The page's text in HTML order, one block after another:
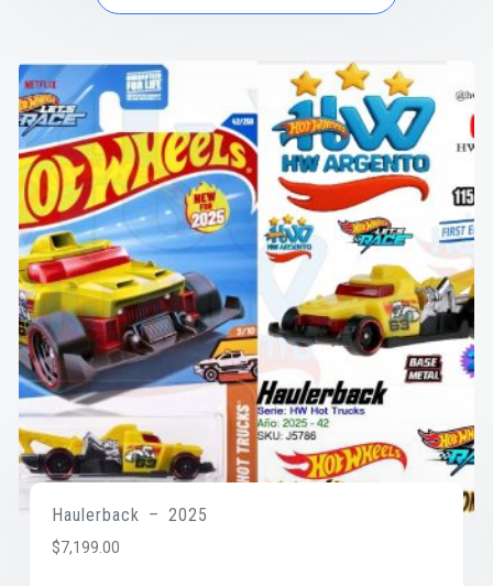
Haulerback – 2025
$7,199.00